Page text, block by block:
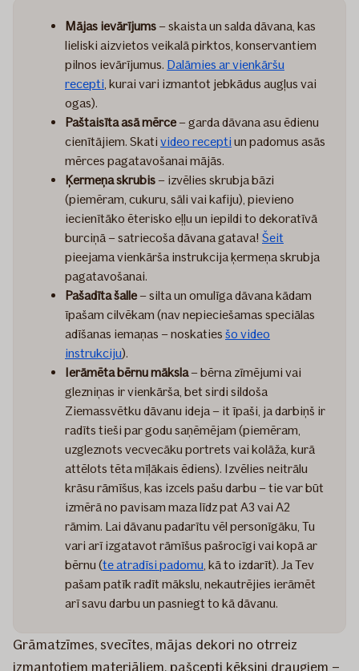
Mājas ievārījums – skaista un salda dāvana, kas
lieliski aizvietos veikalā pirktos, konservantiem
pilnos ievārījumus. Dalāmies ar vienkāršu
recepti , kurai vari izmantot jebkādus augļus vai
ogas).
Paštaisīta asā mērce – garda dāvana asu ēdienu
cienītājiem. Skati video recepti un padomus asās
mērces pagatavošanai mājās.
Ķermeņa skrubis – izvēlies skrubja bāzi
(piemēram, cukuru, sāli vai kafiju), pievieno
iecienītāko ēterisko eļļu un iepildi to dekoratīvā
burciņā – satriecoša dāvana gatava! Šeit
pieejama vienkārša instrukcija ķermeņa skrubja
pagatavošanai.
Pašadīta šalle – silta un omulīga dāvana kādam
īpašam cilvēkam (nav nepieciešamas speciālas
adīšanas iemaņas – noskaties šo video
instrukciju).
Ierāmēta bērnu māksla– bērna zīmējumi vai
glezniņas ir vienkārša, bet sirdi sildoša
Ziemassvētku dāvanu ideja – it īpaši, ja darbiņš ir
radīts tieši par godu saņēmējam (piemēram,
uzgleznots vecvecāku portrets vai kolāža, kurā
attēlots tēta mīļākais ēdiens). Izvēlies neitrālu
krāsu rāmīšus, kas izcels pašu darbu – tie var būt
izmērā no pavisam maza līdz pat A3 vai A2
rāmim. Lai dāvanu padarītu vēl personīgāku, Tu
vari arī izgatavot rāmīšus pašrocīgi vai kopā ar
bērnu (te atradīsi padomu , kā to izdarīt). Ja Tev
pašam patīk radīt mākslu, nekautrējies ierāmēt
arī savu darbu un pasniegt to kā dāvanu.
Grāmatzīmes, svecītes, mājas dekori no otrreiz
izmantotiem materiāliem, pašcepti kēksiņi draugiem –